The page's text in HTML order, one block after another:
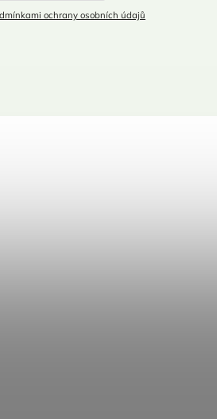
ochrany osobních údajů